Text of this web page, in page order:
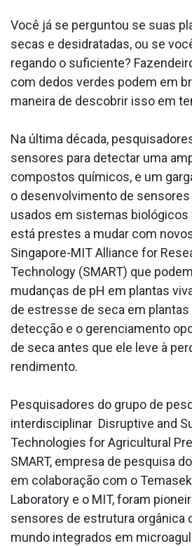
Você já se perguntou se suas
secas e desidratadas, ou se
regando o suficiente?
com dedos verdes podem em
maneira de descobrir isso em
Na última década,
sensores para detectar uma
compostos químicos, e um
o desenvolvimento de
usados em sistemas biológicos
está prestes a mudar com
Singapore-MIT Alliance for
Technology (SMART) que
mudanças de pH em plantas
de estresse de seca em
detecção e o gerenciamento
de seca antes que ele leve à
rendimento.
Pesquisadores do grupo de
interdisciplinar Disruptive and
Technologies for Agricultural
SMART, empresa de pesquisa
em colaboração com o
Laboratory e o MIT, foram
sensores de estrutura orgânica
mundo integrados em